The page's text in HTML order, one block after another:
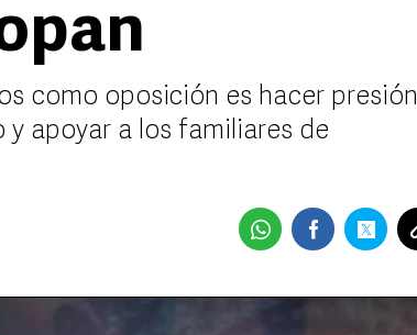
como oposición es hacer presión
apoyar a los familiares de